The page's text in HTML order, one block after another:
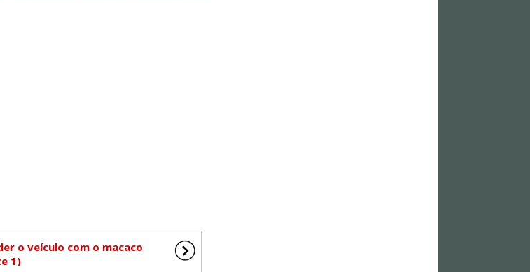
o veículo com o macaco
1)